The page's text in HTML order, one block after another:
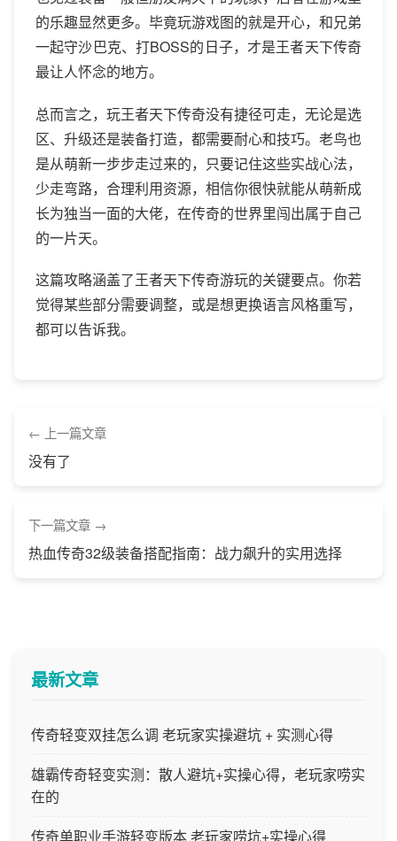
的乐趣显然更多。毕竟玩游戏图的就是开心，和兄弟
一起守沙巴克、打BOSS的日子，才是王者天下传奇
最让人怀念的地方。
总而言之，玩王者天下传奇没有捷径可走，无论是选
区、升级还是装备打造，都需要耐心和技巧。老鸟也
是从萌新一步步走过来的，只要记住这些实战心法，
少走弯路，合理利用资源，相信你很快就能从萌新成
长为独当一面的大佬，在传奇的世界里闯出属于自己
的一片天。
这篇攻略涵盖了王者天下传奇游玩的关键要点。你若
觉得某些部分需要调整，或是想更换语言风格重写，
都可以告诉我。
上一篇文章
没有了
下一篇文章
热血传奇32级装备搭配指南：战力飙升的实用选择
最新文章
传奇轻变双挂怎么调 老玩家实操避坑 + 实测心得
雄霸传奇轻变实测：散人避坑+实操心得，老玩家唠实
在的
传奇单职业手游轻变版本 老玩家唠坑+实操心得